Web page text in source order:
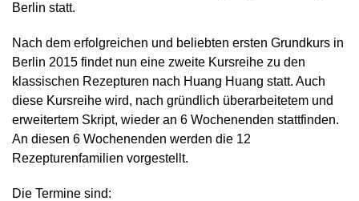
Berlin statt.
Nach dem erfolgreichen und beliebten ersten Grundkurs in
Berlin 2015 findet nun eine zweite Kursreihe zu den
klassischen Rezepturen nach Huang Huang statt. Auch
diese Kursreihe wird, nach gründlich überarbeitetem und
erweitertem Skript, wieder an 6 Wochenenden stattfinden.
An diesen 6 Wochenenden werden die 12
Rezepturenfamilien vorgestellt.
Die Termine sind: